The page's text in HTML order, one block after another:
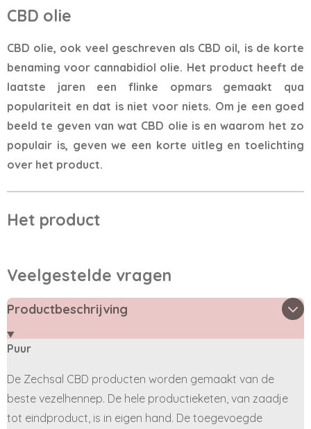
CBD olie
CBD olie, ook veel geschreven als CBD oil, is de korte
benaming voor cannabidiol olie. Het product heeft de
laatste jaren een flinke opmars gemaakt qua
populariteit en dat is niet voor niets. Om je een goed
beeld te geven van wat CBD olie is en waarom het zo
populair is, geven we een korte uitleg en toelichting
over het product.
Het product
Veelgestelde vragen
Productbeschrijving
Puur
De Zechsal CBD producten worden gemaakt van de
beste vezelhennep. De hele productieketen, van zaadje
tot eindproduct, is in eigen hand. De toegevoegde